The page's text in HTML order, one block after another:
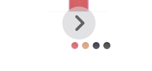
上
一
頁
下
一
步